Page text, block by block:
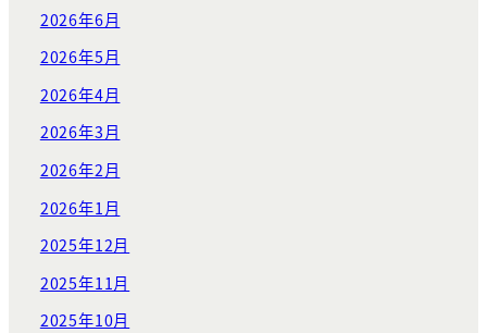
2026年6月
2026年5月
2026年4月
2026年3月
2026年2月
2026年1月
2025年12月
2025年11月
2025年10月